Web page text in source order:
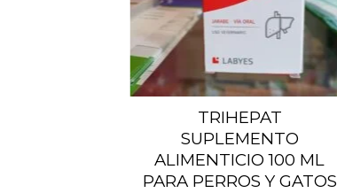
TRIHEPAT
SUPLEMENTO
ALIMENTICIO 100 ML
PARA PERROS Y GATOS